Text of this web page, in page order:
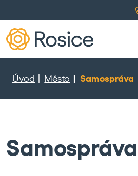
Úvod Město Samospráva
Samospráva